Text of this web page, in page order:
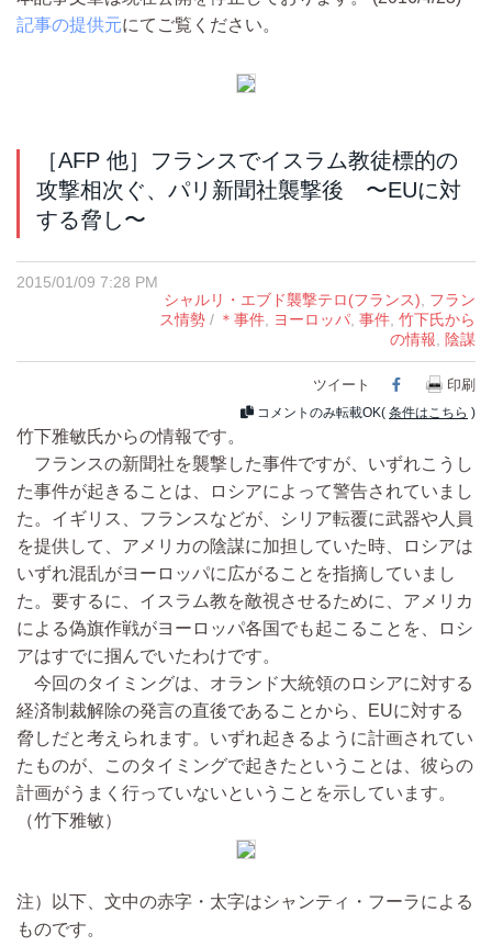
記事の提供元にてご覧ください。
［AFP 他］フランスでイスラム教徒標的の
攻撃相次ぐ、パリ新聞社襲撃後 〜EUに対
する脅し〜
2015/01/09 7:28 PM
シャルリ・エブド襲撃テロ(フランス), フラン
ス情勢 / ＊事件, ヨーロッパ, 事件, 竹下氏から
の情報, 陰謀
ツイート Facebook
印刷
コメントのみ転載OK( 条件はこちら )
竹下雅敏氏からの情報です。
フランスの新聞社を襲撃した事件ですが、いずれこうし
た事件が起きることは、ロシアによって警告されていまし
た。イギリス、フランスなどが、シリア転覆に武器や人員
を提供して、アメリカの陰謀に加担していた時、ロシアは
いずれ混乱がヨーロッパに広がることを指摘していまし
た。要するに、イスラム教を敵視させるために、アメリカ
による偽旗作戦がヨーロッパ各国でも起こることを、ロシ
アはすでに掴んでいたわけです。
今回のタイミングは、オランド大統領のロシアに対する
経済制裁解除の発言の直後であることから、EUに対する
脅しだと考えられます。いずれ起きるように計画されてい
たものが、このタイミングで起きたということは、彼らの
計画がうまく行っていないということを示しています。
（竹下雅敏）
注）以下、文中の赤字・太字はシャンティ・フーラによる
ものです。